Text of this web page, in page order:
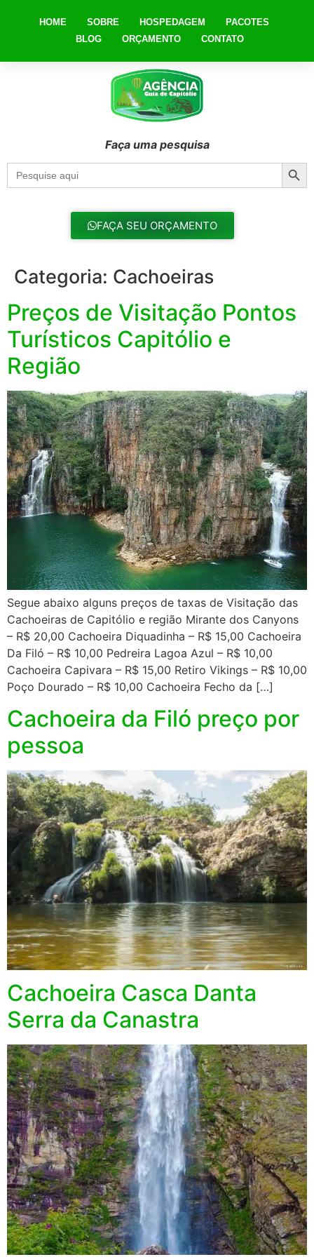
HOME SOBRE HOSPEDAGEM
PACOTES
BLOG
ORÇAMENTO CONTATO
Faça uma pesquisa
Search
for:
FAÇA SEU ORÇAMENTO
Categoria: Cachoeiras
Preços de Visitação Pontos
Turísticos Capitólio e
Região
Segue abaixo alguns preços de taxas de Visitação das
Cachoeiras de Capitólio e região Mirante dos Canyons
– R$ 20,00 Cachoeira Diquadinha – R$ 15,00 Cachoeira
Da Filó – R$ 10,00 Pedreira Lagoa Azul – R$ 10,00
Cachoeira Capivara – R$ 15,00 Retiro Vikings – R$ 10,00
Poço Dourado – R$ 10,00 Cachoeira Fecho da […]
Cachoeira da Filó preço por
pessoa
Cachoeira Casca Danta
Serra da Canastra